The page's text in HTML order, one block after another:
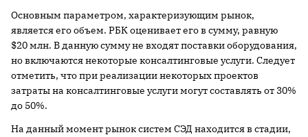
Основным параметром, характеризующим рынок,
является его объем. РБК оценивает его в сумму, равную
$20 млн. В данную сумму не входят поставки оборудования,
но включаются некоторые консалтинговые услуги. Следует
отметить, что при реализации некоторых проектов
затраты на консалтинговые услуги могут составлять от 30%
до 50%.
На данный момент рынок систем СЭД находится в стадии,